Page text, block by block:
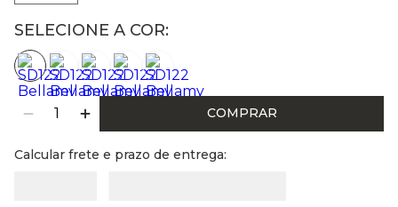
SELECIONE A COR:
COMPRAR
Calcular frete e prazo de entrega: